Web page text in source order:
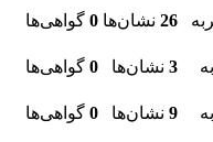
26 نشان‌ها 0 گواهی‌ها
3 نشان‌ها 0 گواهی‌ها
9 نشان‌ها 0 گواهی‌ها